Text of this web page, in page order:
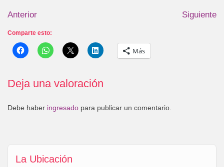
La Ubicación
Anterior Siguiente
Comparte esto:
Más
Deja una valoración
Debe haber ingresado para publicar un comentario.